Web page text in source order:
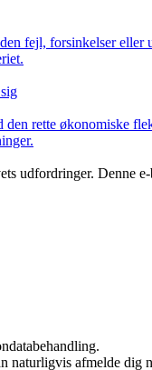
fejl, forsinkelser
rette økonomiske
udfordringer. Denne
naturligvis afmelde dig